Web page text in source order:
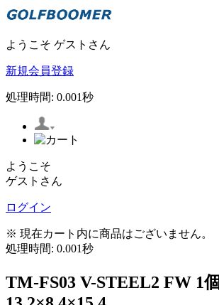
ようこそ ゲストさん
新規会員登録
処理時間: 0.001秒
ようこそ
ゲストさん
ログイン
※ 現在カート内に商品はございません。
処理時間: 0.001秒
TM-FS03 V-STEEL2 FW 1個